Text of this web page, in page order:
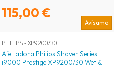
115,00 €
Avísame
PHILIPS - XP9200/30
Afeitadora Philips Shaver Series
i9000 Prestige XP9200/30 Wet &